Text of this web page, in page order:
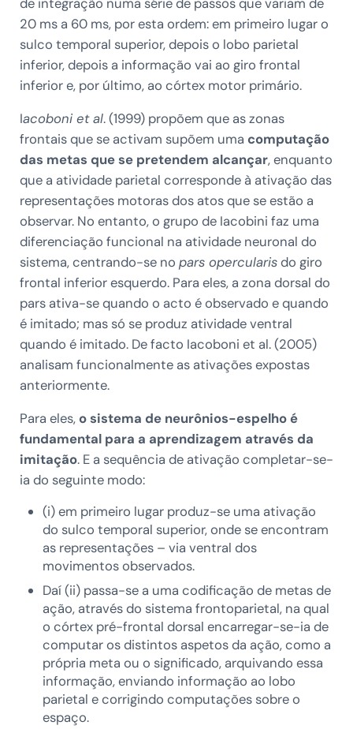
20 ms a 60 ms, por esta ordem: em primeiro lugar o
sulco temporal superior, depois o lobo parietal
inferior, depois a informação vai ao giro frontal
inferior e, por último, ao córtex motor primário.
Iacoboni et al. (1999) propõem que as zonas
frontais que se activam supõem uma computação
das metas que se pretendem alcançar, enquanto
que a atividade parietal corresponde à ativação das
representações motoras dos atos que se estão a
observar. No entanto, o grupo de Iacobini faz uma
diferenciação funcional na atividade neuronal do
sistema, centrando-se no pars opercularisdo giro
frontal inferior esquerdo. Para eles, a zona dorsal do
pars ativa-se quando o acto é observado e quando
é imitado; mas só se produz atividade ventral
quando é imitado. De facto Iacoboni et al. (2005)
analisam funcionalmente as ativações expostas
anteriormente.
Para eles, o sistema de neurônios-espelho é
fundamental para a aprendizagem através da
imitação. E a sequência de ativação completar-se-
ia do seguinte modo:
(i) em primeiro lugar produz-se uma ativação
do sulco temporal superior, onde se encontram
as representações – via ventral dos
movimentos observados.
Daí (ii) passa-se a uma codificação de metas de
ação, através do sistema frontoparietal, na qual
o córtex pré-frontal dorsal encarregar-se-ia de
computar os distintos aspetos da ação, como a
própria meta ou o significado, arquivando essa
informação, enviando informação ao lobo
parietal e corrigindo computações sobre o
espaço.